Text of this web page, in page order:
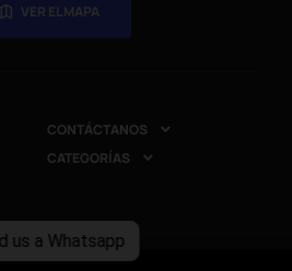
us a Whatsapp
VER EL MAPA
CONTÁCTANOS 
CATEGORÍAS 